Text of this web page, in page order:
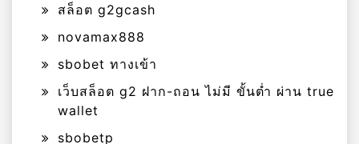
สล็อต g2gcash
novamax888
sbobet ทางเข้า
เว็บสล็อต g2 ฝาก-ถอน ไม่มี ขั้นต่ำ ผ่าน true
wallet
sbobetp